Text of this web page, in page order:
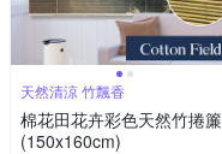
天然清涼 竹飄香
棉花田花卉彩色天然竹捲簾
(150x160cm)